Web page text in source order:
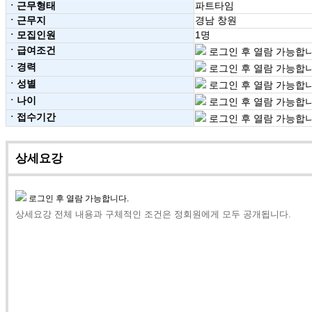
ㆍ근무형태
파트타임
ㆍ근무지
경남 창원
ㆍ모집인원
1명
ㆍ급여조건
로그인 후 열람 가능합
ㆍ경력
로그인 후 열람 가능합
ㆍ성별
로그인 후 열람 가능합
ㆍ나이
로그인 후 열람 가능합
ㆍ접수기간
로그인 후 열람 가능합
상세요강
로그인 후 열람 가능합니다.
상세요강 전체 내용과 구체적인 조건은 정회원에게 모두 공개됩니다.